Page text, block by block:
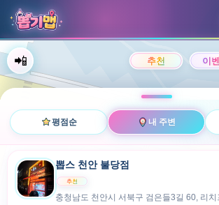
평점순 내 주변
뽑스 천안 불당점
📲